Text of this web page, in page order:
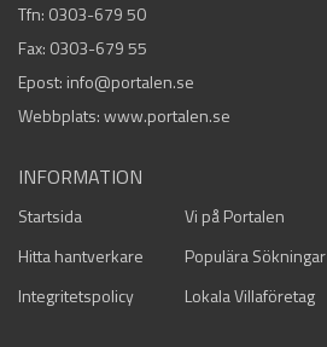
Tfn: 0303-679 50
Fax: 0303-679 55
Epost: info@portalen.se
Webbplats: www.portalen.se
INFORMATION
Startsida Vi på Portalen
Hitta hantverkare
Populära Sökningar
Integritetspolicy
Lokala Villaföretag